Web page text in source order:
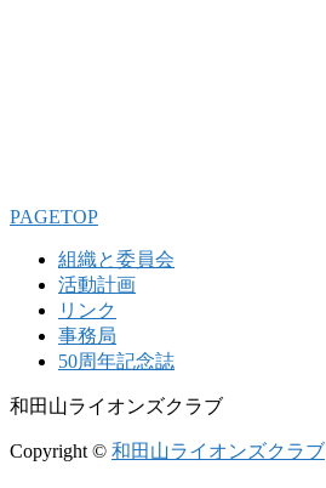
PAGETOP
組織と委員会
活動計画
リンク
事務局
50周年記念誌
和田山ライオンズクラブ
Copyright © 和田山ライオンズクラブ